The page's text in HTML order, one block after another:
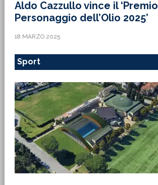
Aldo Cazzullo vince il ‘Premio
Personaggio dell’Olio 2025’
18 MARZO 2025
Sport